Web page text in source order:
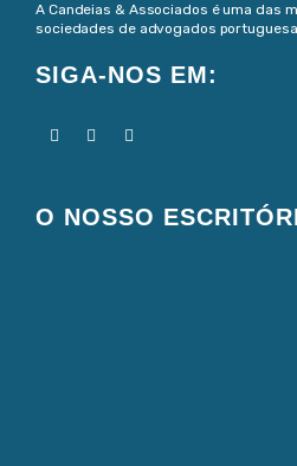
A Candeias & Associados é uma das
sociedades de advogados
SIGA-NOS EM:
O NOSSO